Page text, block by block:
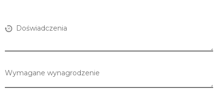
Doświadczenia
Wymagane wynagrodzenie